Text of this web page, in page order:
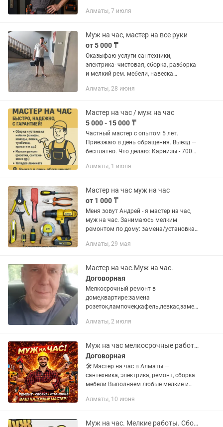
замков — Мелкий и средний ремонт —
Алматы, 7 июля
Муж на час, мастер на все руки
от 5 000 ₸
Оказыфаю услуги сантехники,
электрика- чистовая, сборка, разборка
и мелкий рем. мебели, навеска
потолок и т.д. Мастер на час. Доп.
Алматы, 28 июня
Мастер на час / муж на час
5 000 - 15 000 ₸
Частный мастер с опытом 5 лет.
Приезжаю в день обращения. Выезд —
бесплатно. Что делаю: Карнизы - 7000
Сборка мебели -8000 т Зеркало
Алматы, 1 июля
Мастер на час муж на час
от 1 000 ₸
Меня зовут Андрей - я мастер на час,
муж на час. Занимаюсь мелким
ремонтом по дому: замена/установка
мебели, установка люстр, ламп, гардин,
Алматы, 29 мая
Мастер на час.Муж на час.
Договорная
Мелкосрочный ремонт в
доме,квартире:замена
розеток,лампочек,кафель,левкас,замен
картриджей,фильтров очистки
отопления,циркуляционных
насосов.Что...
Алматы, 2 июля
Муж на час мелкосрочные работы по дому!
Договорная
🛠️ Мастер на час в Алматы —
сантехника, электрика, ремонт, сборка
мебели Выполняем любые мелкие и
Установка/ремонт сантехники
Алматы, 10 июня
Муж на час. Мелкие работы. Сборка мебели.